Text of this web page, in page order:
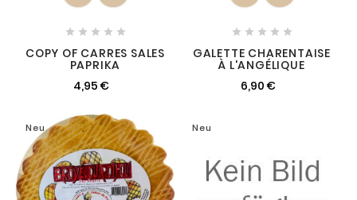
    
COPY OF CARRES SALES
PAPRIKA
4,95 €
    
GALETTE CHARENTAISE
À L'ANGÉLIQUE
6,90 €
Neu Neu